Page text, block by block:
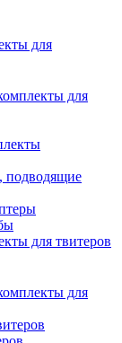
для
для
подводящие
для твитеров
для